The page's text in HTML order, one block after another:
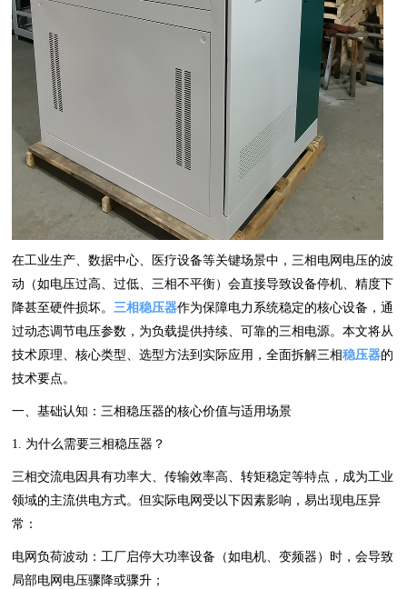
在工业生产、数据中心、医疗设备等关键场景中，三相电网电压的波
动（如电压过高、过低、三相不平衡）会直接导致设备停机、精度下
降甚至硬件损坏。三相稳压器作为保障电力系统稳定的核心设备，通
过动态调节电压参数，为负载提供持续、可靠的三相电源。本文将从
技术原理、核心类型、选型方法到实际应用，全面拆解三相稳压器的
技术要点。
一、基础认知：三相稳压器的核心价值与适用场景
1. 为什么需要三相稳压器？
三相交流电因具有功率大、传输效率高、转矩稳定等特点，成为工业
领域的主流供电方式。但实际电网受以下因素影响，易出现电压异
常：
电网负荷波动：工厂启停大功率设备（如电机、变频器）时，会导致
局部电网电压骤降或骤升；